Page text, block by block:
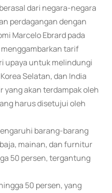
dari negara-negara
perdagangan dengan
Marcelo Ebrard pada
menggambarkan tarif
upaya untuk melindungi
Selatan, dan India
yang akan terdampak oleh
harus disetujui oleh
barang-barang
mainan, dan furnitur
50 persen, tergantung
50 persen, yang